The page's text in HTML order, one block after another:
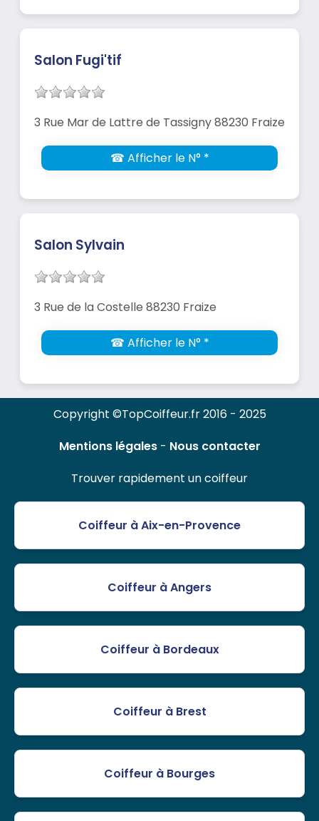
Salon Fugi'tif
3 Rue Mar de Lattre de Tassigny 88230 Fraize
☎ Afficher le N° *
Salon Sylvain
3 Rue de la Costelle 88230 Fraize
☎ Afficher le N° *
Copyright ©TopCoiffeur.fr 2016 - 2025
Mentions légales- Nous contacter
Trouver rapidement un coiffeur
Coiffeur à Aix-en-Provence
Coiffeur à Angers
Coiffeur à Bordeaux
Coiffeur à Brest
Coiffeur à Bourges